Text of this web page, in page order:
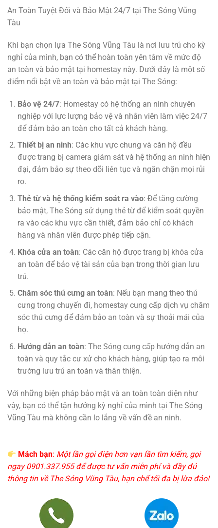
An Toàn Tuyệt Đối và Bảo Mật 24/7 tại The Sóng Vũng
Tàu
Khi bạn chọn lựa The Sóng Vũng Tàu là nơi lưu trú cho kỳ
nghỉ của mình, bạn có thể hoàn toàn yên tâm về mức độ
an toàn và bảo mật tại homestay này. Dưới đây là một số
điểm nổi bật về an toàn và bảo mật tại The Sóng:
Bảo vệ 24/7: Homestay có hệ thống an ninh chuyên
nghiệp với lực lượng bảo vệ và nhân viên làm việc 24/7
để đảm bảo an toàn cho tất cả khách hàng.
Thiết bị an ninh: Các khu vực chung và căn hộ đều
được trang bị camera giám sát và hệ thống an ninh hiện
đại, đảm bảo sự theo dõi liên tục và ngăn chặn mọi rủi
ro.
Thẻ từ và hệ thống kiểm soát ra vào: Để tăng cường
bảo mật, The Sóng sử dụng thẻ từ để kiểm soát quyền
ra vào các khu vực cần thiết, đảm bảo chỉ có khách
hàng và nhân viên được phép tiếp cận.
Khóa cửa an toàn: Các căn hộ được trang bị khóa cửa
an toàn để bảo vệ tài sản của bạn trong thời gian lưu
trú.
Chăm sóc thú cưng an toàn: Nếu bạn mang theo thú
cưng trong chuyến đi, homestay cung cấp dịch vụ chăm
sóc thú cưng để đảm bảo an toàn và sự thoải mái của
họ.
Hướng dẫn an toàn: The Sóng cung cấp hướng dẫn an
toàn và quy tắc cư xử cho khách hàng, giúp tạo ra môi
trường lưu trú an toàn và thân thiện.
Với những biện pháp bảo mật và an toàn toàn diện như
vậy, bạn có thể tận hưởng kỳ nghỉ của mình tại The Sóng
Vũng Tàu mà không cần lo lắng về vấn đề an ninh.
Mách bạn: Một lần gọi điện hơn vạn lần tìm kiếm, gọi
ngay 0901.337.955 để được tư vấn miễn phí và đầy đủ
thông tin về The Sóng Vũng Tàu, hạn chế tối đa bị lừa đảo!